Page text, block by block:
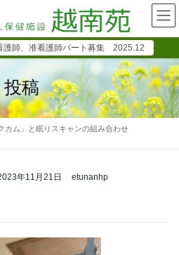
護師、准看護師パート募集 2025.12
投稿
カム」と眠りスキャンの組み合わせ
年11月21日 etunanhp